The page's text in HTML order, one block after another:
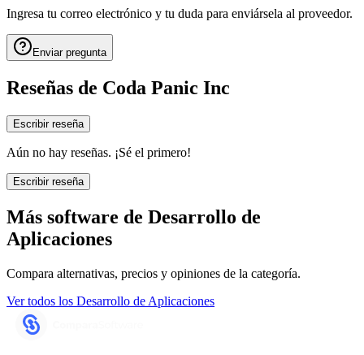
Ingresa tu correo electrónico y tu duda para enviársela al proveedor.
Enviar pregunta
Reseñas de Coda Panic Inc
Escribir reseña
Aún no hay reseñas. ¡Sé el primero!
Escribir reseña
Más software de Desarrollo de
Aplicaciones
Compara alternativas, precios y opiniones de la categoría.
Ver todos los Desarrollo de Aplicaciones